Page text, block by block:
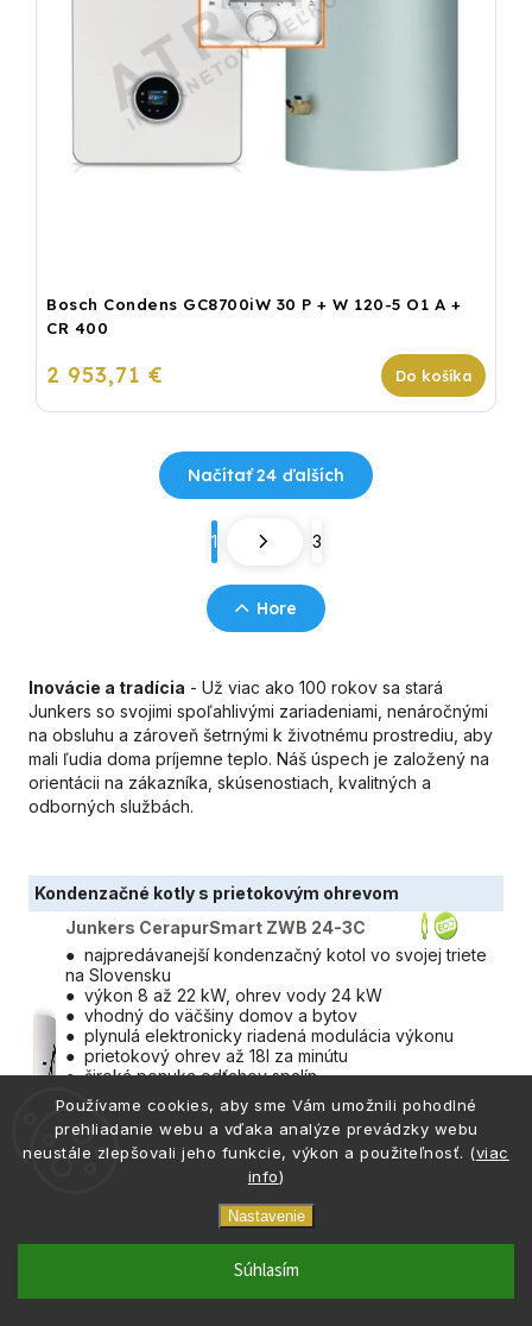
Používame cookies, aby sme Vám umožnili pohodlné
prehliadanie webu a vďaka analýze prevádzky webu
neustále zlepšovali jeho funkcie, výkon a použiteľnosť. (viac
info)
Nastavenie
Súhlasím
Bosch Condens GC8700iW 30 P + W 120-5 O1 A +
CR 400
2 953,71 € Do košíka
Načítať 24 ďalších
1 3
Hore
Inovácie a tradícia - Už viac ako 100 rokov sa stará
Junkers so svojimi spoľahlivými zariadeniami, nenáročnými
na obsluhu a zároveň šetrnými k životnému prostrediu, aby
mali ľudia doma príjemne teplo. Náš úspech je založený na
orientácii na zákazníka, skúsenostiach, kvalitných a
odborných službách.
Kondenzačné kotly s prietokovým ohrevom
Junkers CerapurSmart ZWB 24-3C
● najpredávanejší kondenzačný kotol vo svojej triete
na Slovensku
● výkon 8 až 22 kW, ohrev vody 24 kW
● vhodný do väčšiny domov a bytov
● plynulá elektronicky riadená modulácia výkonu
● prietokový ohrev až 18l za minútu
● široká ponuka odťahov spalín
● v porovnaní s ostatnými značkami jeden s
najúspornejších kotlov
● nízke servisné náklady
Kondenzačný kotol Junkers s prietokovým ohrevom je
vhodný aj pre viac-členné domácnocti, kde vďaka
0917 133 662
Odporučený